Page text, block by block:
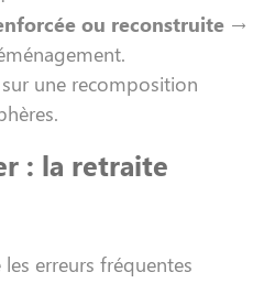
ou reconstruite →
une recomposition
: la retraite
les erreurs fréquentes